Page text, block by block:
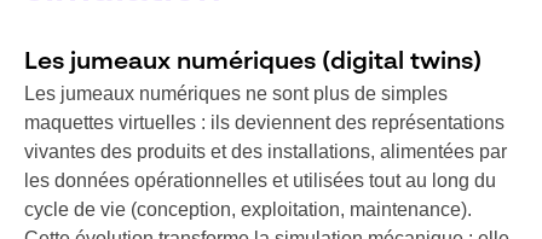
Les jumeaux numériques (digital twins)
Les jumeaux numériques ne sont plus de simples
maquettes virtuelles : ils deviennent des représentations
vivantes des produits et des installations, alimentées par
les données opérationnelles et utilisées tout au long du
cycle de vie (conception, exploitation, maintenance).